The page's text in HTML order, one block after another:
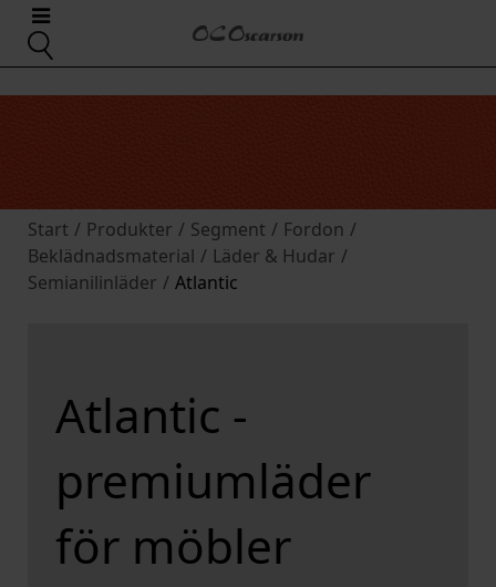
Start / Produkter / Segment / Fordon /
Beklädnadsmaterial / Läder & Hudar /
Semianilinläder / Atlantic
Atlantic -
premiumläder
för möbler